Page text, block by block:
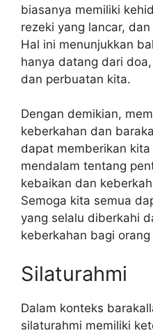
biasanya memiliki
rezeki yang lancar,
Hal ini menunjukkan
hanya datang dari
dan perbuatan kita.
Dengan demikian,
keberkahan dan
dapat memberikan
mendalam tentang
kebaikan dan
Semoga kita semua
yang selalu diberkahi
keberkahan bagi orang
Silaturahmi
Dalam konteks
silaturahmi memiliki